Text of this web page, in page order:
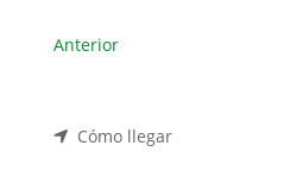
Anterior
Cómo llegar